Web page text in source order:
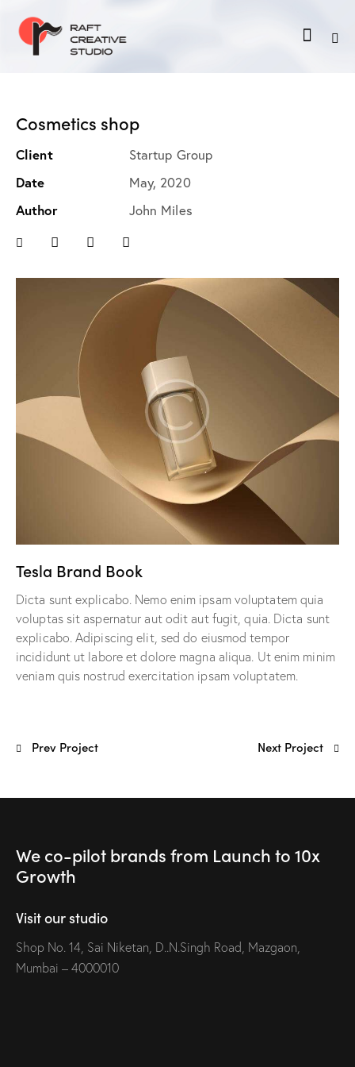
Cosmetics shop
Tesla Brand Book
Dicta sunt explicabo. Nemo enim ipsam voluptatem quia
voluptas sit aspernatur aut odit aut fugit, quia. Dicta sunt
explicabo. Adipiscing elit, sed do eiusmod tempor
incididunt ut labore et dolore magna aliqua. Ut enim minim
veniam quis nostrud exercitation ipsam voluptatem.
Client
Startup Group
Date
May, 2020
Author
John Miles
Prev Project Next Project
We co-pilot brandsfrom Launch to10x
Growth
Visit our studio
Shop No. 14, Sai Niketan, D..N.Singh Road, Mazgaon,
Mumbai – 4000010